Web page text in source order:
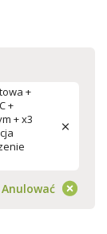
+
+
+ x3
Anulować